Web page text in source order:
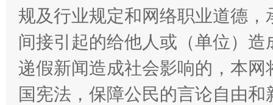
千年窑火 生生不息 一
规及行业规定和网络职业道德
间接引起的给他人或（单位）
递假新闻造成社会影响的，本
国宪法，保障公民的言论自由